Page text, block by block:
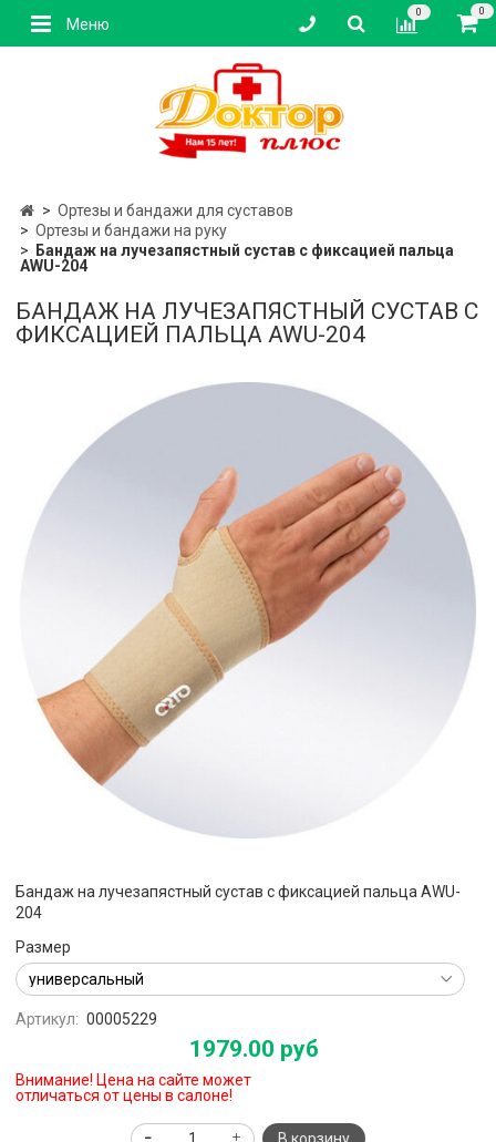
Меню
0 0
Ортезы и бандажи для суставов
Ортезы и бандажи на руку
Бандаж на лучезапястный сустав с фиксацией пальца
AWU-204
БАНДАЖ НА ЛУЧЕЗАПЯСТНЫЙ СУСТАВ С
ФИКСАЦИЕЙ ПАЛЬЦА AWU-204
Бандаж на лучезапястный сустав с фиксацией пальца AWU-
204
Размер
Артикул: 00005229
1979.00 руб
Внимание! Цена на сайте может
отличаться от цены в салоне!
В корзину